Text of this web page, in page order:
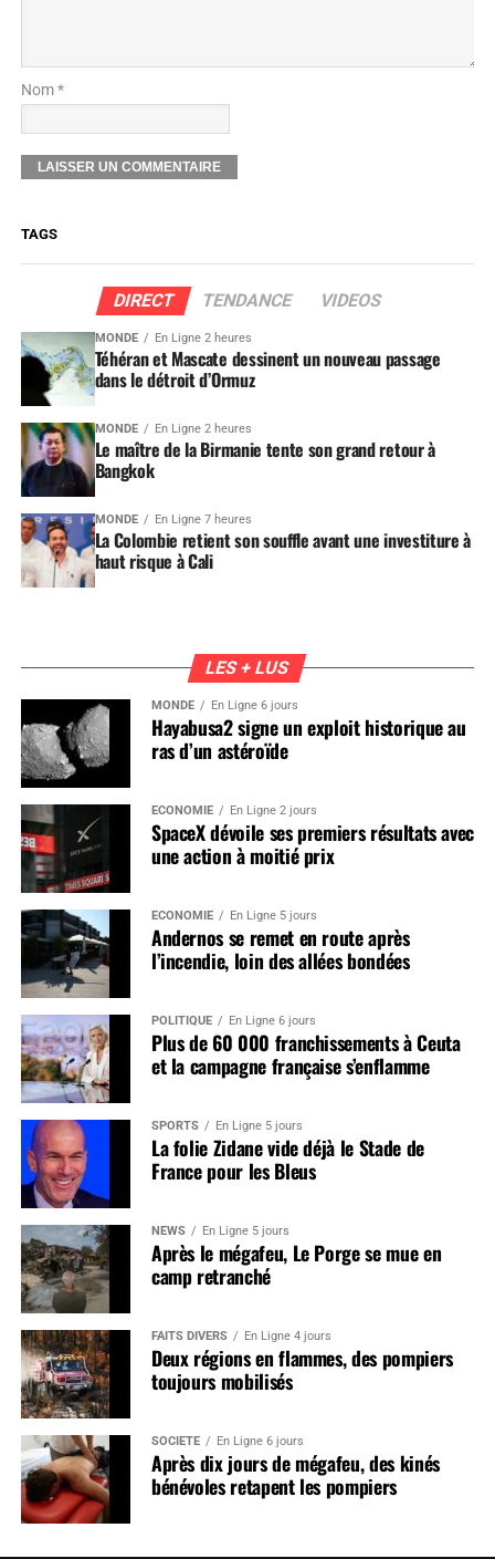
Nom *
TAGS
DIRECT TENDANCE VIDEOS
MONDE En Ligne 2 heures
Téhéran et Mascate dessinent un nouveau passage
dans le détroit d’Ormuz
MONDE En Ligne 2 heures
Le maître de la Birmanie tente son grand retour à
Bangkok
MONDE En Ligne 7 heures
La Colombie retient son souffle avant une investiture à
haut risque à Cali
LES + LUS
MONDE En Ligne 6 jours
Hayabusa2 signe un exploit historique au
ras d’un astéroïde
ÉCONOMIE En Ligne 2 jours
SpaceX dévoile ses premiers résultats avec
une action à moitié prix
ÉCONOMIE En Ligne 5 jours
Andernos se remet en route après
l’incendie, loin des allées bondées
POLITIQUE En Ligne 6 jours
Plus de 60 000 franchissements à Ceuta
et la campagne française s’enflamme
SPORTS En Ligne 5 jours
La folie Zidane vide déjà le Stade de
France pour les Bleus
NEWS En Ligne 5 jours
Après le mégafeu, Le Porge se mue en
camp retranché
FAITS DIVERS En Ligne 4 jours
Deux régions en flammes, des pompiers
toujours mobilisés
SOCIÉTÉ En Ligne 6 jours
Après dix jours de mégafeu, des kinés
bénévoles retapent les pompiers